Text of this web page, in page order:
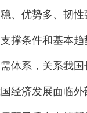
、优势多、韧性
撑条件和基本趋
系，关系我国
经济发展面临外